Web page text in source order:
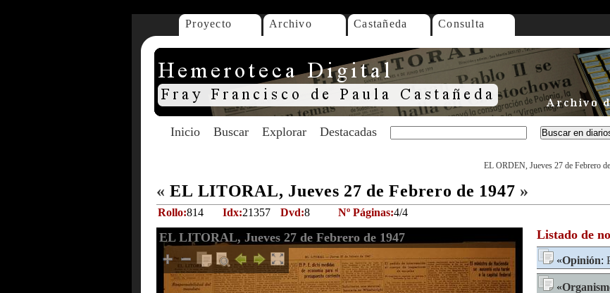
Proyecto Archivo Castañeda Consulta
Inicio Buscar Explorar Destacadas
EL ORDEN, Jueves 27 de Febrero
« EL LITORAL, Jueves 27 de Febrero de 1947 »
Rollo:814 Idx:21357 Dvd:8 Nº Páginas:4/4
EL LITORAL, Jueves 27 de Febrero de 1947 Listado de
«Opinión:
«